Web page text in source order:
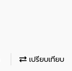
เปรียบเทียบ